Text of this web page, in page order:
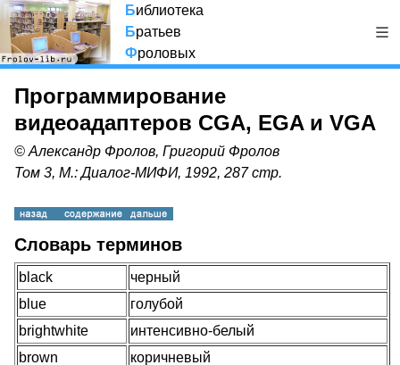
Библиотека
Братьев
Фроловых
Программирование
видеоадаптеров CGA, EGA и VGA
© Александр Фролов, Григорий Фролов
Том 3, М.: Диалог-МИФИ, 1992, 287 стр.
Словарь терминов
black
черный
blue
голубой
brightwhite
интенсивно-белый
brown
коричневый